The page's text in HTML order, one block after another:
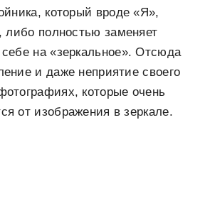
который вроде «Я»,
полностью заменяет
на «зеркальное». Отсюда
и даже неприятие своего
которые очень
от изображения в зеркале.